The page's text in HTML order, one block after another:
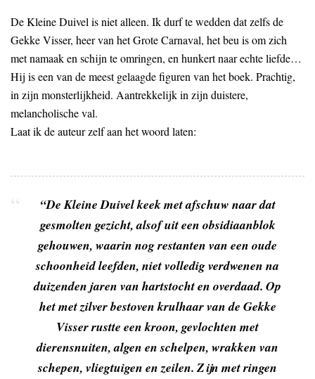
De Kleine Duivel is niet alleen. Ik durf te wedden dat zelfs de
Gekke Visser, heer van het Grote Carnaval, het beu is om zich
met namaak en schijn te omringen, en hunkert naar echte liefde…
Hij is een van de meest gelaagde figuren van het boek. Prachtig,
in zijn monsterlijkheid. Aantrekkelijk in zijn duistere,
melancholische val.
Laat ik de auteur zelf aan het woord laten:
“De Kleine Duivel keek met afschuw naar dat
gesmolten gezicht, alsof uit een obsidiaanblok
gehouwen, waarin nog restanten van een oude
schoonheid leefden, niet volledig verdwenen na
duizenden jaren van hartstocht en overdaad. Op
het met zilver bestoven krulhaar van de Gekke
Visser rustte een kroon, gevlochten met
dierensnuiten, algen en schelpen, wrakken van
schepen, vliegtuigen en zeilen. Zijn met ringen